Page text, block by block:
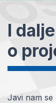
I
o
Javi nam se